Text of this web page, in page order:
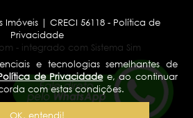
e tecnologias semelhantes de
de Privacidadee, ao continuar
com estas condições.
OK, entendi!
Imóveis | CRECI 56118 - Política de
Privacidade
- integrado com Sistema Sim